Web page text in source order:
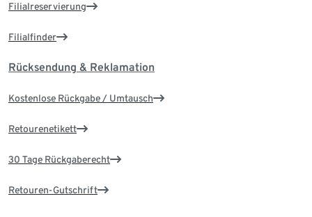
Filialreservierung
Filialfinder
Rücksendung & Reklamation
Kostenlose Rückgabe / Umtausch
Retourenetikett
30 Tage Rückgaberecht
Retouren-Gutschrift